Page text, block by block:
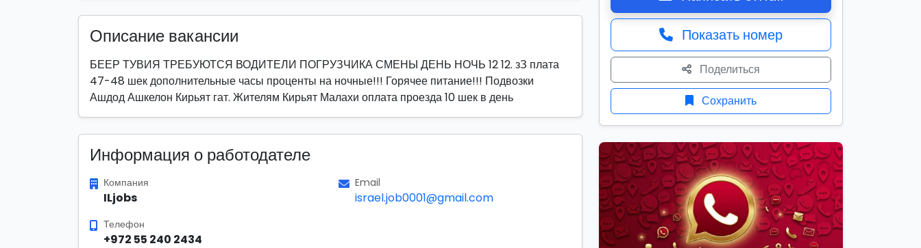
Описание вакансии
БЕЕР ТУВИЯ ТРЕБУЮТСЯ ВОДИТЕЛИ ПОГРУЗЧИКА СМЕНЫ ДЕНЬ НОЧЬ 12 12. зЗ плата
47-48 шек дополнительные часы проценты на ночные!!! Горячее питание!!! Подвозки
Ашдод Ашкелон Кирьят гат. Жителям Кирьят Малахи оплата проезда 10 шек в день
Информация о работодателе
Компания
ILjobs
Email
israel.job0001@gmail.com
Телефон
+972 55 240 2434
Показать номер
Поделиться
Сохранить